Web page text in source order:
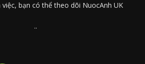
việc, bạn có thể theo dõi NuocAnh UK
..